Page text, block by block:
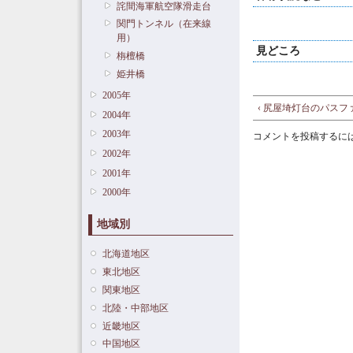
詫間海軍航空隊滑走台
関門トンネル（在来線
用）
栴檀橋
姫井橋
2005年
2004年
2003年
2002年
2001年
2000年
地域別
北海道地区
東北地区
関東地区
北陸・中部地区
近畿地区
中国地区
見どころ
‹ 尻屋埼灯台のパスフ
コメントを投稿するに